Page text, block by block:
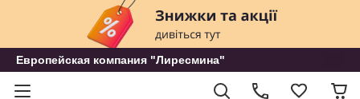
Европейская компания "Лиресмина"